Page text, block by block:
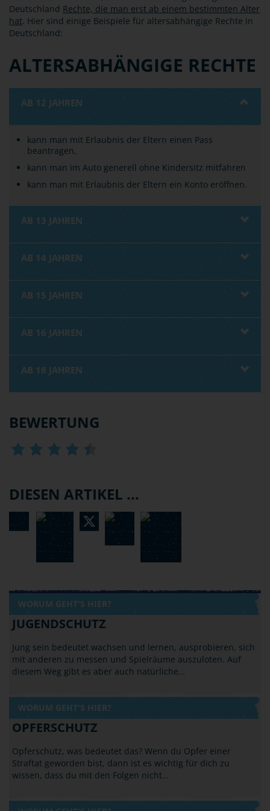
Deutschland Rechte, die man erst ab einem bestimmten Alter
hat. Hier sind einige Beispiele für altersabhängige Rechte in
Deutschland:
ALTERSABHÄNGIGE RECHTE
AB 12 JAHREN
kann man mit Erlaubnis der Eltern einen Pass
beantragen,
kann man im Auto generell ohne Kindersitz mitfahren
kann man mit Erlaubnis der Eltern ein Konto eröffnen.
AB 13 JAHREN
AB 14 JAHREN
AB 15 JAHREN
AB 16 JAHREN
AB 18 JAHREN
BEWERTUNG
DIESEN ARTIKEL ...
WORUM GEHT'S HIER?
JUGENDSCHUTZ
Jung sein bedeutet wachsen und lernen, ausprobieren, sich
mit anderen zu messen und Spielräume auszuloten. Auf
diesem Weg gibt es aber auch natürliche…
WORUM GEHT'S HIER?
OPFERSCHUTZ
Opferschutz, was bedeutet das? Wenn du Opfer einer
Straftat geworden bist, dann ist es wichtig für dich zu
wissen, dass du mit den Folgen nicht…